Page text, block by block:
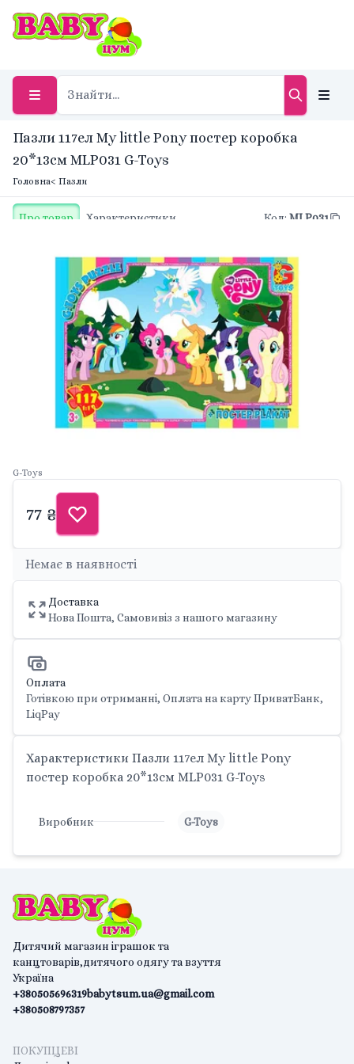
Пазли 117ел My little Pony постер коробка
20*13см MLP031 G-Toys
Головна< Пазли
Про товар Характеристики Код: MLP031
G-Toys
77 ₴
Немає в наявності
Доставка
Нова Пошта, Самовивіз з нашого магазину
Оплата
Готівкою при отриманні, Оплата на карту ПриватБанк,
LiqPay
Характеристики Пазли 117ел My little Pony
постер коробка 20*13см MLP031 G-Toys
Виробник G-Toys
Дитячий магазин іграшок та
канцтоварів,дитячого одягу та взуття
Україна
+380505696319
+380508797357
babytsum.ua@gmail.com
ПОКУПЦЕВІ